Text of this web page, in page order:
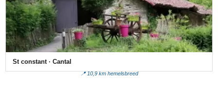
St constant · Cantal
📍 10,9 km hemelsbreed